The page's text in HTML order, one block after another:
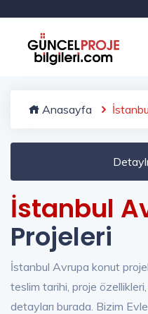
Anasayfa
İstanbul
Projeleri
İstanbul Avrupa konut
teslim tarihi, proje
detayları burada. Bizim